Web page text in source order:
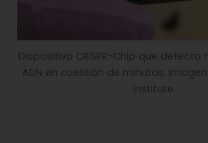
Dispositivo CRISPR-Chip que
ADN en cuestión de minutos.
Institute.